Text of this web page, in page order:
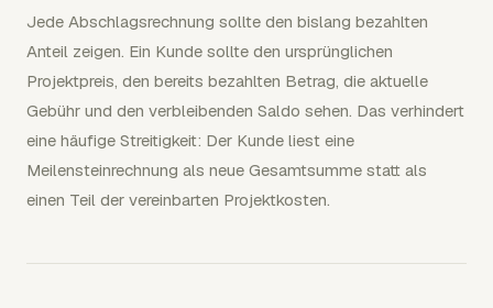
Jede Abschlagsrechnung sollte den bislang bezahlten
Anteil zeigen. Ein Kunde sollte den ursprünglichen
Projektpreis, den bereits bezahlten Betrag, die aktuelle
Gebühr und den verbleibenden Saldo sehen. Das verhindert
eine häufige Streitigkeit: Der Kunde liest eine
Meilensteinrechnung als neue Gesamtsumme statt als
einen Teil der vereinbarten Projektkosten.